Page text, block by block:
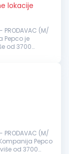
lokacije
- PRODAVAC (M/
Pepco je
od 3700
- PRODAVAC (M/
Pepco
od 3700